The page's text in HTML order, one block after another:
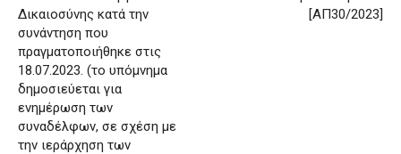
Δικαιοσύνης κατά την
συνάντηση που
πραγματοποιήθηκε στις
18.07.2023. (το υπόμνημα
δημοσιεύεται για
ενημέρωση των
συναδέλφων, σε σχέση με
την ιεράρχηση των
[ΑΠ30/2023]